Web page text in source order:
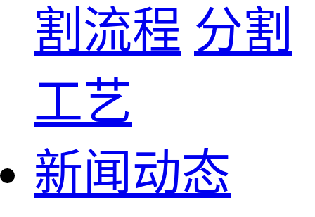
割流程 分割
工艺
新闻动态